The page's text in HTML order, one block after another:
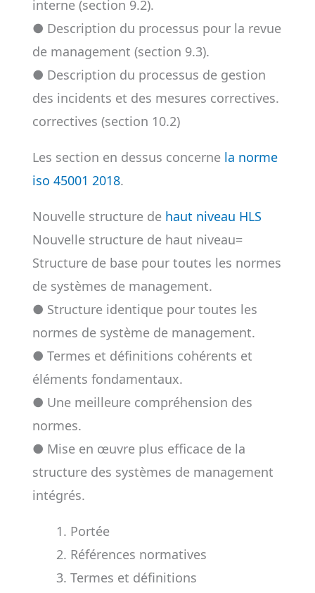
interne (section 9.2).
● Description du processus pour la revue
de management (section 9.3).
● Description du processus de gestion
des incidents et des mesures correctives.
correctives (section 10.2)
Les section en dessus concerne la norme
iso 45001 2018.
Nouvelle structure de haut niveau HLS
Nouvelle structure de haut niveau=
Structure de base pour toutes les normes
de systèmes de management.
● Structure identique pour toutes les
normes de système de management.
● Termes et définitions cohérents et
éléments fondamentaux.
● Une meilleure compréhension des
normes.
● Mise en œuvre plus efficace de la
structure des systèmes de management
intégrés.
Portée
Références normatives
Termes et définitions